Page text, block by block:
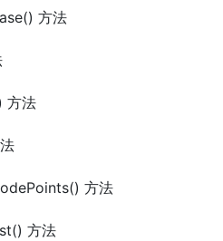
方法
方法
方法
方法